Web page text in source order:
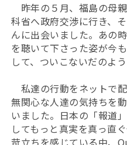
昨年の５月、福島の母
科省へ政府交渉に行き、
んに出会いました。あの
を聴いて下さった姿が今
して、ついこないだのよ
私達の行動をネットで
無関心な人達の気持ちを
いました。日本の「報道
してもっと真実を真っ直
苛立ちを感じている中、